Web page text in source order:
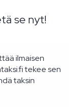
se nyt!
ilmaisen
tekee sen
taksin